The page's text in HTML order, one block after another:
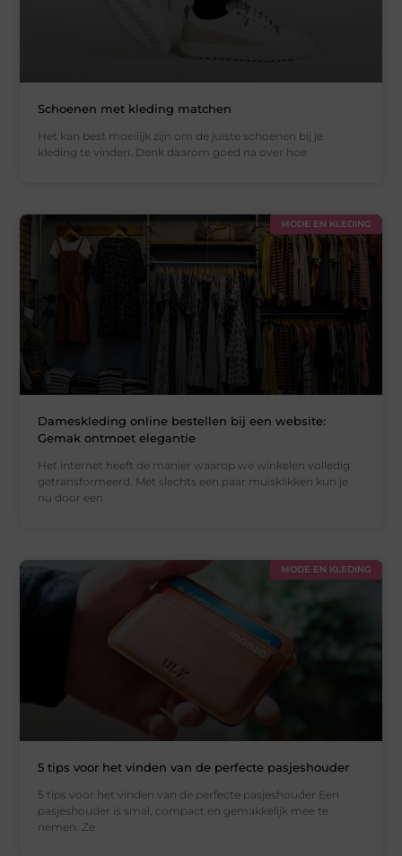
Schoenen met kleding matchen
Het kan best moeilijk zijn om de juiste schoenen bij je
kleding te vinden. Denk daarom goed na over hoe
MODE EN KLEDING
Dameskleding online bestellen bij een website:
Gemak ontmoet elegantie
Het internet heeft de manier waarop we winkelen volledig
getransformeerd. Met slechts een paar muisklikken kun je
nu door een
MODE EN KLEDING
5 tips voor het vinden van de perfecte pasjeshouder
5 tips voor het vinden van de perfecte pasjeshouder Een
pasjeshouder is smal, compact en gemakkelijk mee te
nemen. Ze